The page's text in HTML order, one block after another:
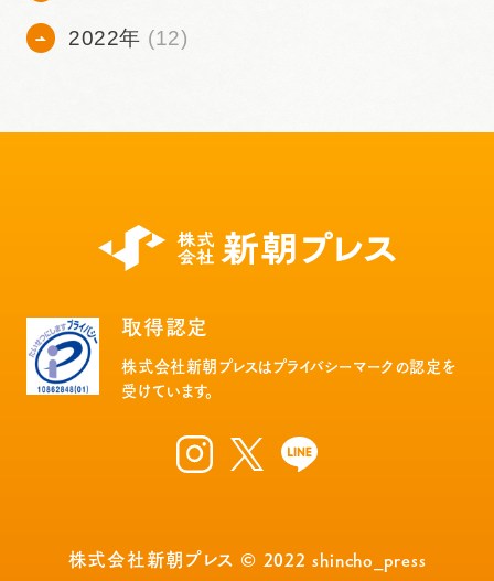
2022年 (12)
取得認定
株式会社新朝プレスはプライバシーマークの認定を
受けています。
株式会社新朝プレス © 2022 shincho_press